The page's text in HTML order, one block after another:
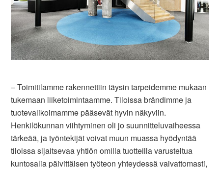
– Toimitilamme rakennettiin täysin tarpeidemme mukaan
tukemaan liiketoimintaamme. Tiloissa brändimme ja
tuotevalikoimamme pääsevät hyvin näkyviin.
Henkilökunnan viihtyminen oli jo suunnitteluvaiheessa
tärkeää, ja työntekijät voivat muun muassa hyödyntää
tiloissa sijaitsevaa yhtiön omilla tuotteilla varusteltua
kuntosalia päivittäisen työteon yhteydessä vaivattomasti,